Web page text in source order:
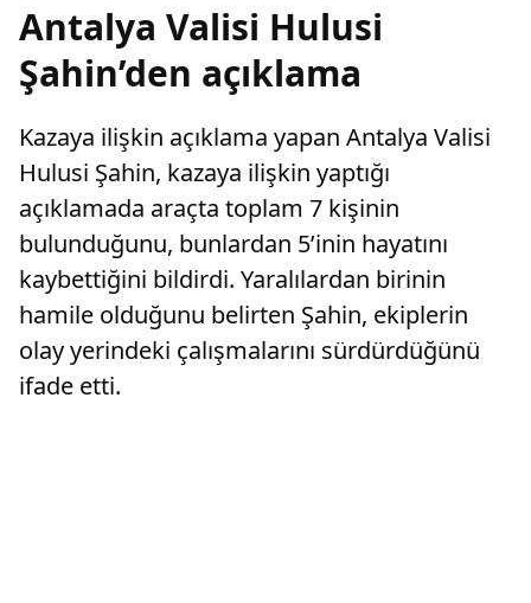
Antalya Valisi Hulusi
Şahin’den açıklama
Kazaya ilişkin açıklama yapan Antalya Valisi
Hulusi Şahin, kazaya ilişkin yaptığı
açıklamada araçta toplam 7 kişinin
bulunduğunu, bunlardan 5’inin hayatını
kaybettiğini bildirdi. Yaralılardan birinin
hamile olduğunu belirten Şahin, ekiplerin
olay yerindeki çalışmalarını sürdürdüğünü
ifade etti.